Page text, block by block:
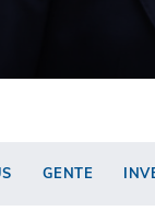
GENTE